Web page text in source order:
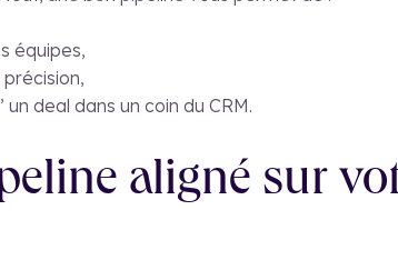
équipes,
deal dans un coin du CRM.
aligné sur